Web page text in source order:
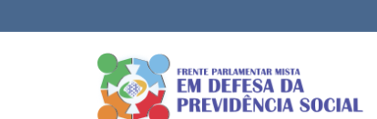
to